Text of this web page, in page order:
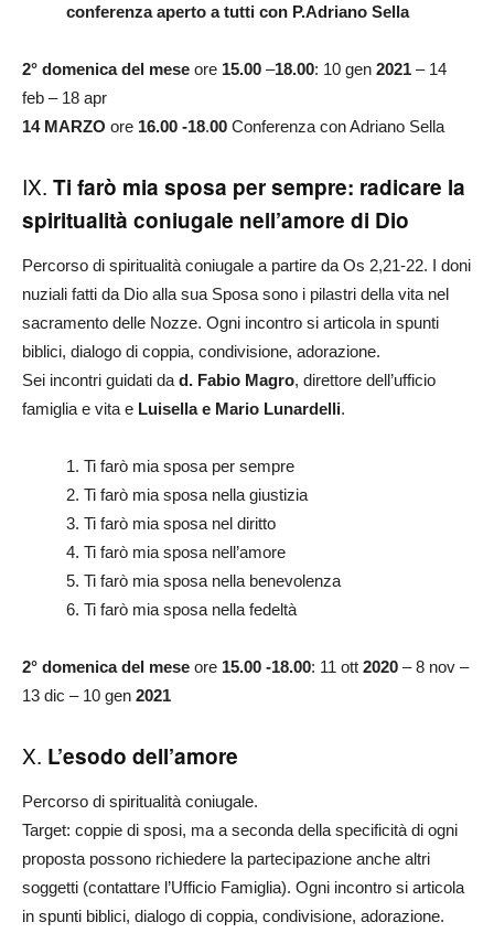
conferenza aperto a tutti con P.Adriano Sella
2° domenica del mese ore 15.00 –18.00: 10 gen 2021 – 14
feb – 18 apr
14 MARZO ore 16.00 -18.00 Conferenza con Adriano Sella
IX. Ti farò mia sposa per sempre: radicare la
spiritualità coniugale nell’amore di Dio
Percorso di spiritualità coniugale a partire da Os 2,21-22. I doni
nuziali fatti da Dio alla sua Sposa sono i pilastri della vita nel
sacramento delle Nozze. Ogni incontro si articola in spunti
biblici, dialogo di coppia, condivisione, adorazione.
Sei incontri guidati da d. Fabio Magro, direttore dell’ufficio
famiglia e vita e Luisella e Mario Lunardelli.
1. Ti farò mia sposa per sempre
2. Ti farò mia sposa nella giustizia
3. Ti farò mia sposa nel diritto
4. Ti farò mia sposa nell’amore
5. Ti farò mia sposa nella benevolenza
6. Ti farò mia sposa nella fedeltà
2° domenica del mese ore 15.00 -18.00: 11 ott 2020 – 8 nov –
13 dic – 10 gen 2021
X. L’esodo dell’amore
Percorso di spiritualità coniugale.
Target: coppie di sposi, ma a seconda della specificità di ogni
proposta possono richiedere la partecipazione anche altri
soggetti (contattare l’Ufficio Famiglia). Ogni incontro si articola
in spunti biblici, dialogo di coppia, condivisione, adorazione.